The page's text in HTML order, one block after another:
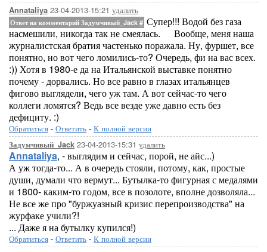
Annataliya 23-04-2013-15:21 удалить
Ответ на комментарий Задумчивый_Jack # Супер!!! Водой без газа
насмешили, никогда так не смеялась.
Вообще, меня наша
журналистская братия частенько поражала. Ну, фуршет, все
понятно, но вот чего ломились-то? Очередь, фи на вас всех.
:)) Хотя в 1980-е да на Итальянской выставке понятно
почему - дорвались. Но все равно в глазах итальянцев
фигово выглядели, чего уж там. А вот сейчас-то чего
коллеги ломятся? Ведь все везде уже давно есть без
дефициту. :)
Обратиться - Ответить - К полной версии
Задумчивый_Jack 23-04-2013-15:31 удалить
Annataliya, - выглядим и сейчас, порой, не айс...)
А уж тогда-то... А в очередь стояли, потому, как, простые
души, думали что вермут... Бутылка-то фигурная с медалями
и 1800- каким-то годом, все в позолоте, вполне дозволяла...
Не все же про "буржуазный кризис перепроизводства" на
журфаке учили?!
... Даже я на бутылку купился!)
Обратиться - Ответить - К полной версии